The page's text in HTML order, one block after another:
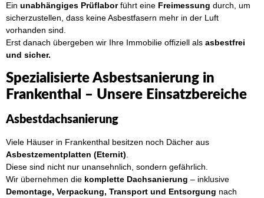
Ein unabhängiges Prüflaborführt eine Freimessung durch, um
sicherzustellen, dass keine Asbestfasern mehr in der Luft
vorhanden sind.
Erst danach übergeben wir Ihre Immobilie offiziell als asbestfrei
und sicher.
Spezialisierte Asbestsanierung in
Frankenthal – Unsere Einsatzbereiche
Asbestdachsanierung
Viele Häuser in Frankenthal besitzen noch Dächer aus
Asbestzementplatten (Eternit)
Diese sind nicht nur unansehnlich, sondern gefährlich.
Wir übernehmen die komplette Dachsanierung – inklusive
Demontage, Verpackung, Transport und Entsorgung nach